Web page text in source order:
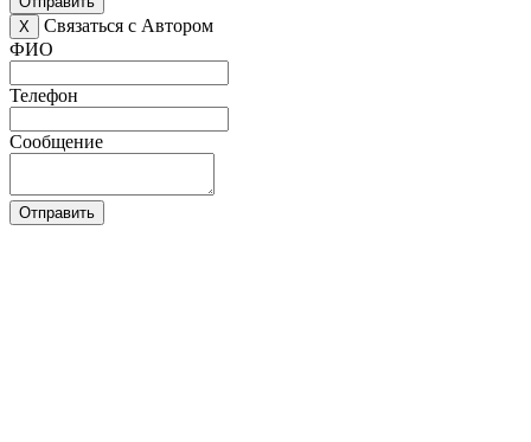
X
Связаться с Автором
ФИО
Телефон
Сообщение
Отправить